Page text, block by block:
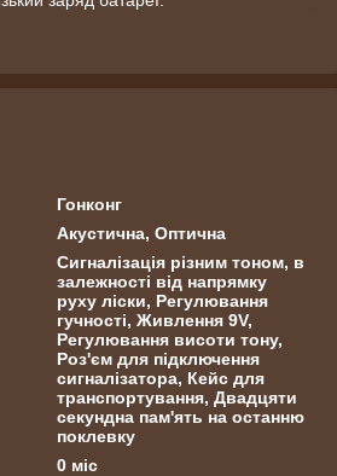
Гонконг
Акустична, Оптична
Сигналізація різним тоном, в
залежності від напрямку
руху ліски, Регулювання
гучності, Живлення 9V,
Регулювання висоти тону,
Роз'єм для підключення
сигналізатора, Кейс для
транспортування, Двадцяти
секундна пам'ять на останню
поклевку
0 міс